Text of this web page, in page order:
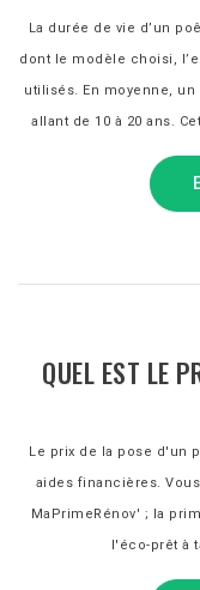
La durée de vie d’un
dont le modèle choisi,
utilisés. En moyenne,
allant de 10 à 20 ans.
QUEL EST LE
Le prix de la pose d'un
aides financières.
MaPrimeRénov' ; la
l'éco-prêt à